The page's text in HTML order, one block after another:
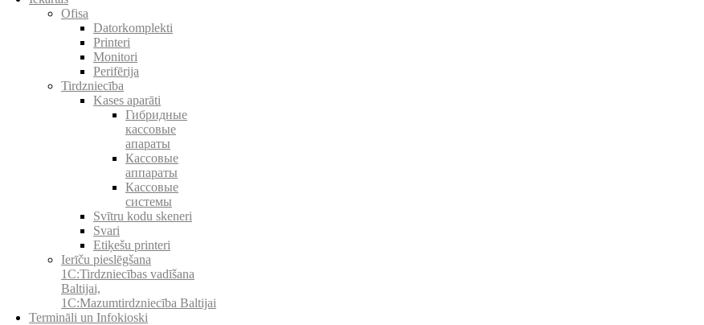
Ofisa
Datorkomplekti
Printeri
Monitori
Perifērija
Tirdzniecība
Kases aparāti
Гибридные
кассовые
апараты
Кассовые
аппараты
Кассовые
системы
Svītru kodu skeneri
Svari
Etiķešu printeri
Ierīču pieslēgšana
1C:Tirdzniecības vadīšana
Baltijai,
1C:Mazumtirdzniecība Baltijai
Termināli un Infokioski